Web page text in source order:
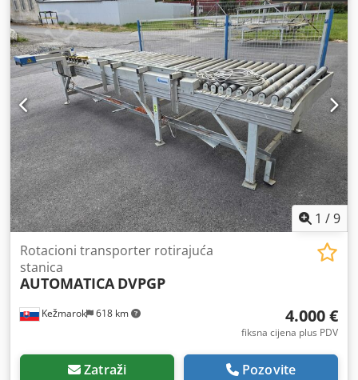
1 /9
Kežmarok 618 km
Rotacioni transporter rotirajuća
stanica
AUTOMATICA DVPGP
4.000 €
fiksna cijena plus PDV
Zatraži Pozovite